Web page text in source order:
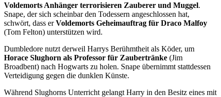
Voldemorts Anhänger terrorisieren Zauberer und Muggel.
Snape, der sich scheinbar den Todessern angeschlossen hat,
schwört, dass erVoldemorts Geheimauftrag für Draco Malfoy
(Tom Felton) unterstützen wird.
Dumbledore nutzt derweil Harrys Berühmtheit als Köder, um
Horace Slughorn als Professor für Zaubertränke (Jim
Broadbent) nach Hogwarts zu holen. Snape übernimmt stattdessen
Verteidigung gegen die dunklen Künste.
Während Slughorns Unterricht gelangt Harry in den Besitz eines mit